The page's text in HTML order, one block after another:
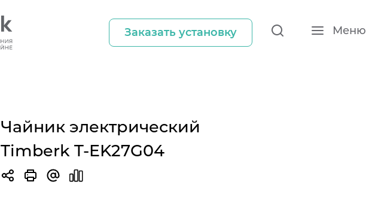
Заказать установку Меню
Чайник электрический
Timberk T-EK27G04